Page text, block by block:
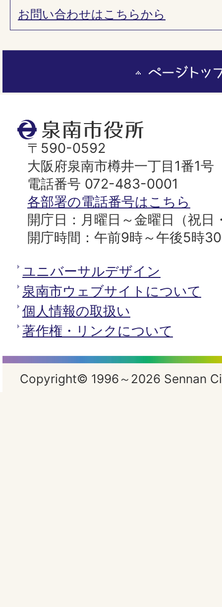
お問い合わせはこちらから
泉
南
市
役
所
〒590-0592
大阪府泉南市樽井一丁目1番1号
電話番号 072-483-0001
各部署の電話番号はこちら
開庁日：月曜日～金曜日（祝日
開庁時間：午前9時～午後5時
ユニバーサルデザイン
泉南市ウェブサイトについて
個人情報の取扱い
著作権・リンクについて
Copyright© 1996～2026 Sennan